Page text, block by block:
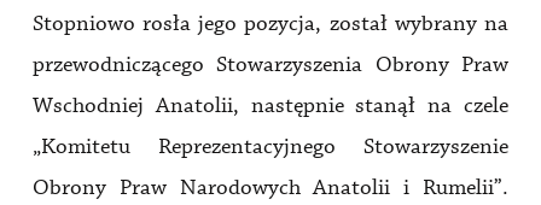
Stopniowo rosła jego pozycja, został wybrany na
przewodniczącego Stowarzyszenia Obrony Praw
Wschodniej Anatolii, następnie stanął na czele
„Komitetu Reprezentacyjnego Stowarzyszenie
Obrony Praw Narodowych Anatolii i Rumelii”.